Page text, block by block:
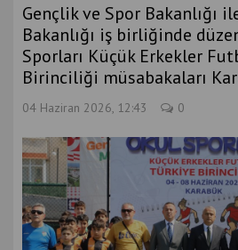
Gençlik ve Spor Bakanlığı
Bakanlığı iş birliğinde
Sporları Küçük Erkekler
Birinciliği müsabakaları
04 Haziran 2026, 12:43 0